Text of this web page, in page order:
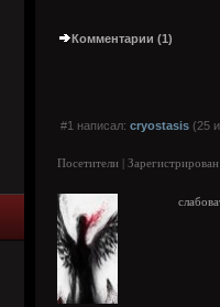
Комментарии (1)
#1 написал: cryostasis (25
Посетители |